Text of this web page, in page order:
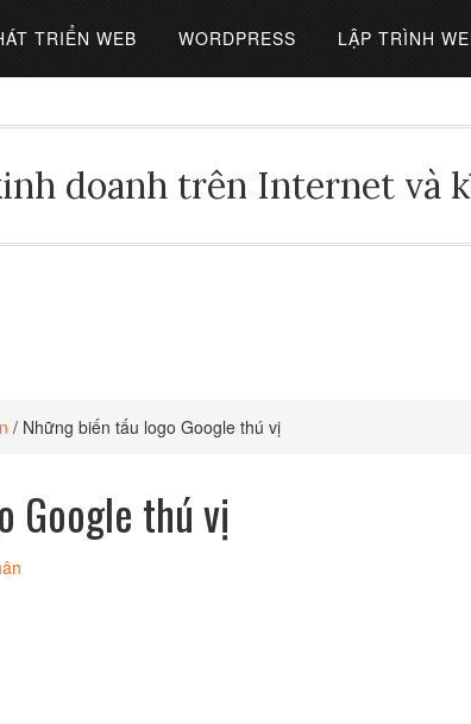
TRIỂN WEB WORDPRESS LẬP TRÌNH
doanh trên Internet và
/ Những biến tấu logo Google thú vị
Google thú vị